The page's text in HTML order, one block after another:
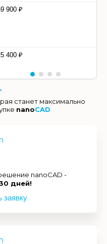
900 ₽
400 ₽
станет максимально
nanoCAD
nanoCAD -
дней!
заявку